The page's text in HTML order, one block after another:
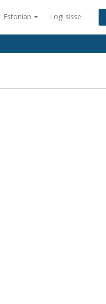
Estonian Logi sisse